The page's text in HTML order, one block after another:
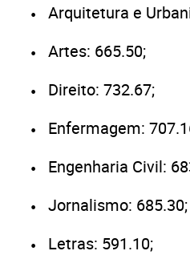
Arquitetura e
Artes: 665.50;
Direito: 732.67;
Enfermagem:
Engenharia Civil:
Jornalismo: 685.30;
Letras: 591.10;